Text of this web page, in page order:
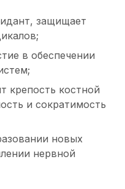
защищает
в обеспечении
крепость костной
и сократимость
новых
нервной